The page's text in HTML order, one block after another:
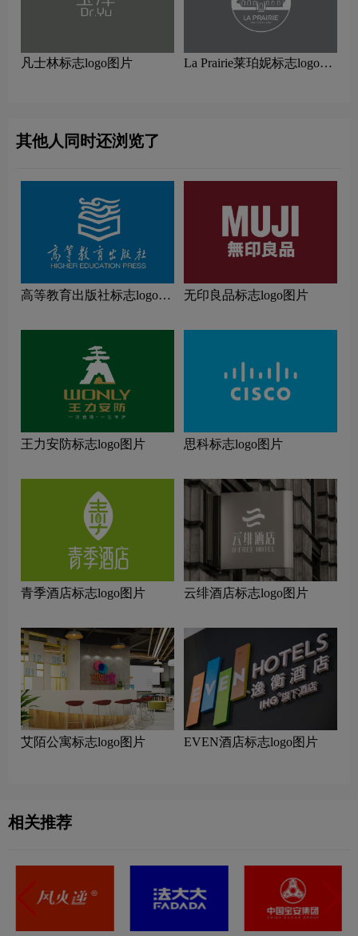
凡士林标志logo图片
La Prairie莱珀妮标志logo图
其他人同时还浏览了
高等教育出版社标志logo图
无印良品标志logo图片
王力安防标志logo图片 思科标志logo图片
青季酒店标志logo图片 云绯酒店标志logo图片
艾陌公寓标志logo图片 EVEN酒店标志logo图片
相关推荐